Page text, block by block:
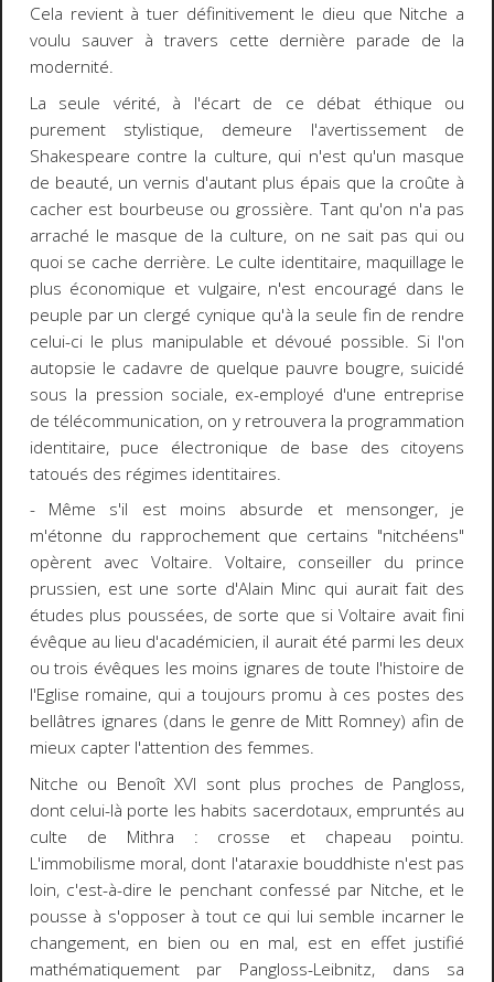
Cela revient à tuer définitivement le dieu que Nitche a
voulu sauver à travers cette dernière parade de la
modernité.
La seule vérité, à l'écart de ce débat éthique ou
purement stylistique, demeure l'avertissement de
Shakespeare contre la culture, qui n'est qu'un masque
de beauté, un vernis d'autant plus épais que la croûte à
cacher est bourbeuse ou grossière. Tant qu'on n'a pas
arraché le masque de la culture, on ne sait pas qui ou
quoi se cache derrière. Le culte identitaire, maquillage le
plus économique et vulgaire, n'est encouragé dans le
peuple par un clergé cynique qu'à la seule fin de rendre
celui-ci le plus manipulable et dévoué possible. Si l'on
autopsie le cadavre de quelque pauvre bougre, suicidé
sous la pression sociale, ex-employé d'une entreprise
de télécommunication, on y retrouvera la programmation
identitaire, puce électronique de base des citoyens
tatoués des régimes identitaires.
- Même s'il est moins absurde et mensonger, je
m'étonne du rapprochement que certains "nitchéens"
opèrent avec Voltaire. Voltaire, conseiller du prince
prussien, est une sorte d'Alain Minc qui aurait fait des
études plus poussées, de sorte que si Voltaire avait fini
évêque au lieu d'académicien, il aurait été parmi les deux
ou trois évêques les moins ignares de toute l'histoire de
l'Eglise romaine, qui a toujours promu à ces postes des
bellâtres ignares (dans le genre de Mitt Romney) afin de
mieux capter l'attention des femmes.
Nitche ou Benoît XVI sont plus proches de Pangloss,
dont celui-là porte les habits sacerdotaux, empruntés au
culte de Mithra : crosse et chapeau pointu.
L'immobilisme moral, dont l'ataraxie bouddhiste n'est pas
loin, c'est-à-dire le penchant confessé par Nitche, et le
pousse à s'opposer à tout ce qui lui semble incarner le
changement, en bien ou en mal, est en effet justifié
mathématiquement par Pangloss-Leibnitz, dans sa